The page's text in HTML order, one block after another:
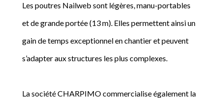
Les poutres Nailweb sont légères, manu-portables
et de grande portée (13 m). Elles permettent ainsi un
gain de temps exceptionnel en chantier et peuvent
s’adapter aux structures les plus complexes.
La société CHARPIMO commercialise également la